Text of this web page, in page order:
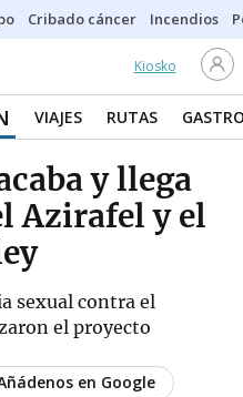
Cribado cáncer Incendios
Kiosko
VIAJES RUTAS
y llega
Azirafel y el
sexual contra el
el proyecto
en Google